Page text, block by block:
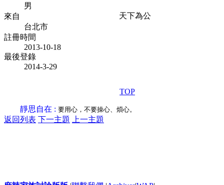
男
來自
台北市
註冊時間
2013-10-18
最後登錄
2014-3-29
天下為公
TOP
靜思自在 : 要用心，不要操心、煩心。
返回列表 下一主題 上一主題